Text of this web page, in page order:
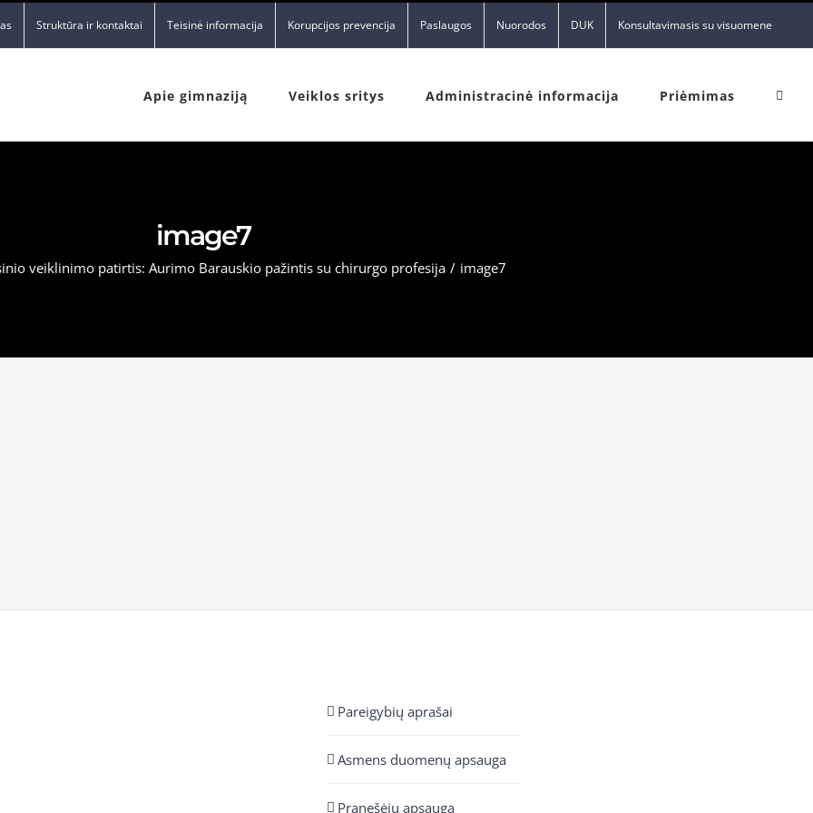
Struktūra ir kontaktai Teisinė informacija Korupcijos prevencija Paslaugos Nuorodos DUK Konsultavimasis su visuomene
Apie gimnaziją Veiklos sritys Administracinė informacija Priėmimas
image7
veiklinimo patirtis: Aurimo Barauskio pažintis su chirurgo profesija / image7
Pareigybių aprašai
Asmens duomenų apsauga
Pranešėjų apsauga